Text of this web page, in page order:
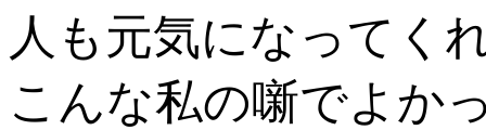
人も元気になってく
こんな私の噺でよか